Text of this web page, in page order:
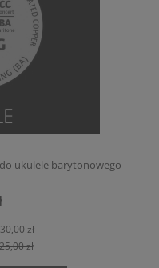
do ukulele barytonowego
30,00 zł
zł